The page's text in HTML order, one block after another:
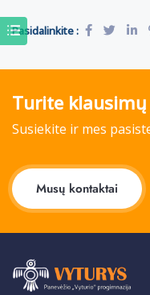
Pasidalinkite :
Turite klausimų
Susiekite ir mes
Musų kontaktai